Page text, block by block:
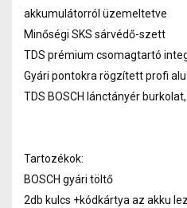
akkumulátorról üzemeltetve
Minőségi SKS sárvédő-szett
TDS prémium csomagtartó
Gyári pontokra rögzített profi
TDS BOSCH lánctányér
Tartozékok:
BOSCH gyári töltő
2db kulcs +kódkártya az akku